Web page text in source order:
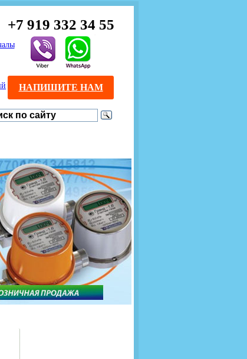
+7 919 332 34 55
НАПИШИТЕ НАМ
взаимовыгодное
газового
Если Вы
установкой
оборудования, мы
Вам оптовые
и документарное
Ваших
продаж (берем всю
"на себя")